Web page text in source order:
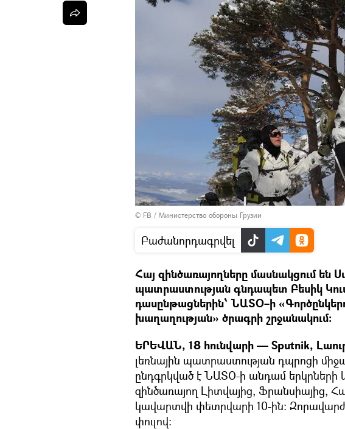
© FB / Министерство обороны Грузии
Բաժանորդագրվել
Հայ զինծառայողները մասնակցում են
պատրաստության գնդապետ Բեսիկ
դասընթացներին՝ ՆԱՏՕ–ի
խաղաղության» ծրագրի շրջանակում։
ԵՐԵՎԱՆ, 18 հունվարի — Sputnik,
լեռնային պատրաստության դպրոցի
ընդգրկված է ՆԱՏՕ-ի անդամ երկրների
զինծառայող Լիտվայից, Ֆրանսիայից,
կավարտվի փետրվարի 10-ին։
փուլով։